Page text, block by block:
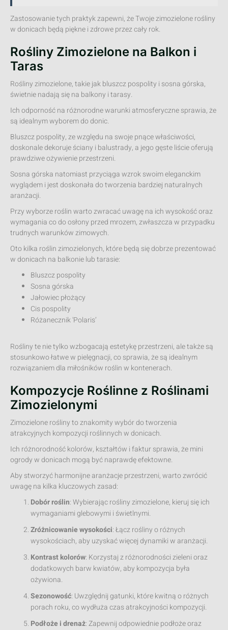
Zastosowanie tych praktyk zapewni, że Twoje zimozielone rośliny
w donicach będą piękne i zdrowe przez cały rok.
Rośliny Zimozielone na Balkon i
Taras
Rośliny zimozielone, takie jak bluszcz pospolity i sosna górska,
świetnie nadają się na balkony i tarasy.
Ich odporność na różnorodne warunki atmosferyczne sprawia, że
są idealnym wyborem do donic.
Bluszcz pospolity, ze względu na swoje pnące właściwości,
doskonale dekoruje ściany i balustrady, a jego gęste liście oferują
prawdziwe ożywienie przestrzeni.
Sosna górska natomiast przyciąga wzrok swoim eleganckim
wyglądem i jest doskonała do tworzenia bardziej naturalnych
aranżacji.
Przy wyborze roślin warto zwracać uwagę na ich wysokość oraz
wymagania co do osłony przed mrozem, zwłaszcza w przypadku
trudnych warunków zimowych.
Oto kilka roślin zimozielonych, które będą się dobrze prezentować
w donicach na balkonie lub tarasie:
Bluszcz pospolity
Sosna górska
Jałowiec płożący
Cis pospolity
Różanecznik 'Polaris’
Rośliny te nie tylko wzbogacają estetykę przestrzeni, ale także są
stosunkowo łatwe w pielęgnacji, co sprawia, że są idealnym
rozwiązaniem dla miłośników roślin w kontenerach.
Kompozycje Roślinne z Roślinami
Zimozielonymi
Zimozielone rośliny to znakomity wybór do tworzenia
atrakcyjnych kompozycji roślinnych w donicach.
Ich różnorodność kolorów, kształtów i faktur sprawia, że mini
ogrody w donicach mogą być naprawdę efektowne.
Aby stworzyć harmonijne aranżacje przestrzeni, warto zwrócić
uwagę na kilka kluczowych zasad:
Dobór roślin: Wybierając rośliny zimozielone, kieruj się ich
wymaganiami glebowymi i świetlnymi.
Zróżnicowanie wysokości: Łącz rośliny o różnych
wysokościach, aby uzyskać więcej dynamiki w aranżacji.
Kontrast kolorów: Korzystaj z różnorodności zieleni oraz
dodatkowych barw kwiatów, aby kompozycja była
ożywiona.
Sezonowość: Uwzględnij gatunki, które kwitną o różnych
porach roku, co wydłuża czas atrakcyjności kompozycji.
Podłoże i drenaż: Zapewnij odpowiednie podłoże oraz